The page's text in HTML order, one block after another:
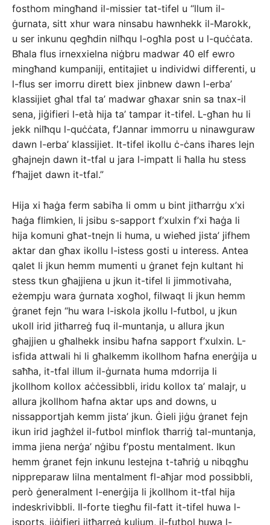
fosthom mingħand il-missier tat-tifel u “llum il-
ġurnata, sitt xhur wara ninsabu hawnhekk il-Marokk,
u ser inkunu qegħdin nilħqu l-ogħla post u l-quċċata.
Bħala flus irnexxielna niġbru madwar 40 elf ewro
mingħand kumpaniji, entitajiet u individwi differenti, u
l-flus ser imorru dirett biex jinbnew dawn l-erba’
klassijiet għal tfal ta’ madwar għaxar snin sa tnax-il
sena, jiġifieri l-età hija ta’ tampar it-tifel. L-għan hu li
jekk nilħqu l-quċċata, f’Jannar immorru u ninawguraw
dawn l-erba’ klassijiet. It-tifel ikollu ċ-ċans iħares lejn
għajnejn dawn it-tfal u jara l-impatt li ħalla hu stess
f’ħajjet dawn it-tfal.”
Hija xi ħaġa ferm sabiħa li omm u bint jitħarrġu x’xi
ħaġa flimkien, li jsibu s-sapport f’xulxin f’xi ħaġa li
hija komuni għat-tnejn li huma, u wieħed jista’ jifhem
aktar dan għax ikollu l-istess gosti u interess. Antea
qalet li jkun hemm mumenti u ġranet fejn kultant hi
stess tkun għajjiena u jkun it-tifel li jimmotivaha,
eżempju wara ġurnata xogħol, filwaqt li jkun hemm
ġranet fejn “hu wara l-iskola jkollu l-futbol, u jkun
ukoll irid jitħarreġ fuq il-muntanja, u allura jkun
għajjien u għalhekk insibu ħafna sapport f’xulxin. L-
isfida attwali hi li għalkemm ikollhom ħafna enerġija u
saħħa, it-tfal illum il-ġurnata huma mdorrija li
jkollhom kollox aċċessibbli, iridu kollox ta’ malajr, u
allura jkollhom ħafna aktar ups and downs, u
nissapportjah kemm jista’ jkun. Ġieli jiġu ġranet fejn
ikun irid jagħżel il-futbol minflok tħarriġ tal-muntanja,
imma jiena nerġa’ nġibu f’postu mentalment. Ikun
hemm ġranet fejn inkunu lestejna t-taħriġ u nibqgħu
nippreparaw lilna mentalment fl-aħjar mod possibbli,
però ġeneralment l-enerġija li jkollhom it-tfal hija
indeskrivibbli. Il-forte tiegħu fil-fatt it-tifel huwa l-
isports, jiġifieri jitħarreġ kuljum, il-futbol huwa l-